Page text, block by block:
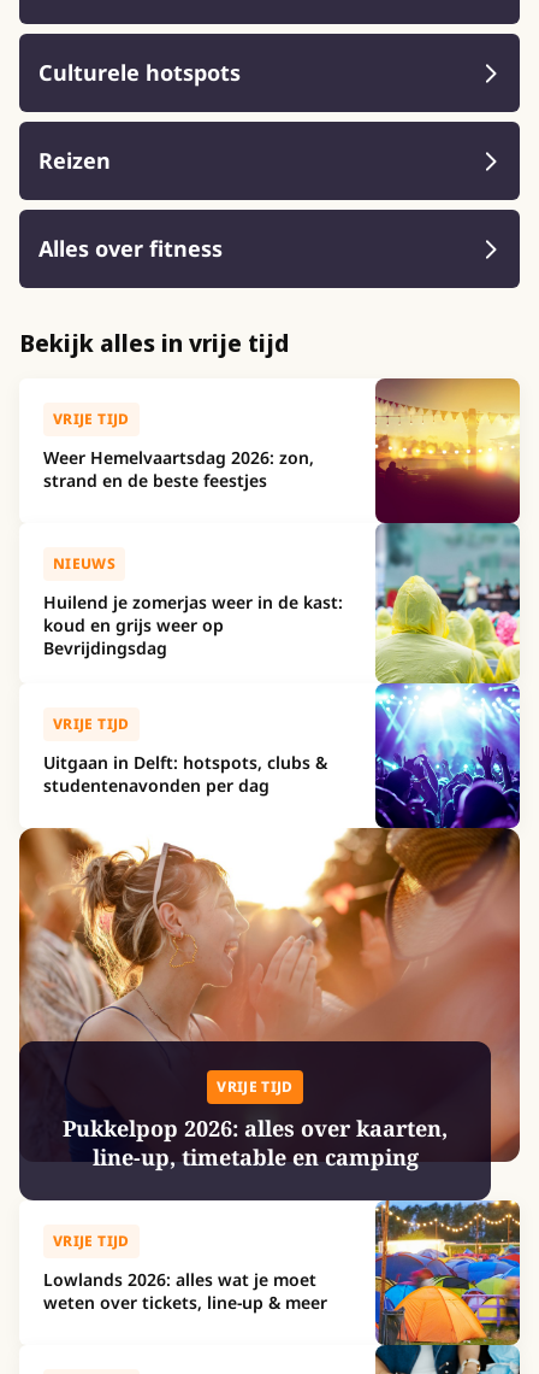
Culturele hotspots
Reizen
Alles over fitness
Bekijk alles in vrije tijd
VRIJE TIJD
Weer Hemelvaartsdag 2026: zon,
strand en de beste feestjes
NIEUWS
Huilend je zomerjas weer in de kast:
koud en grijs weer op
Bevrijdingsdag
VRIJE TIJD
Uitgaan in Delft: hotspots, clubs &
studentenavonden per dag
VRIJE TIJD
Pukkelpop 2026: alles over kaarten,
line-up, timetable en camping
VRIJE TIJD
Lowlands 2026: alles wat je moet
weten over tickets, line-up & meer